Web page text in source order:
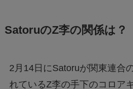
SatoruのZ李の関係は？
2月14日にSatoruが関東連合
れているZ李の手下のコロア